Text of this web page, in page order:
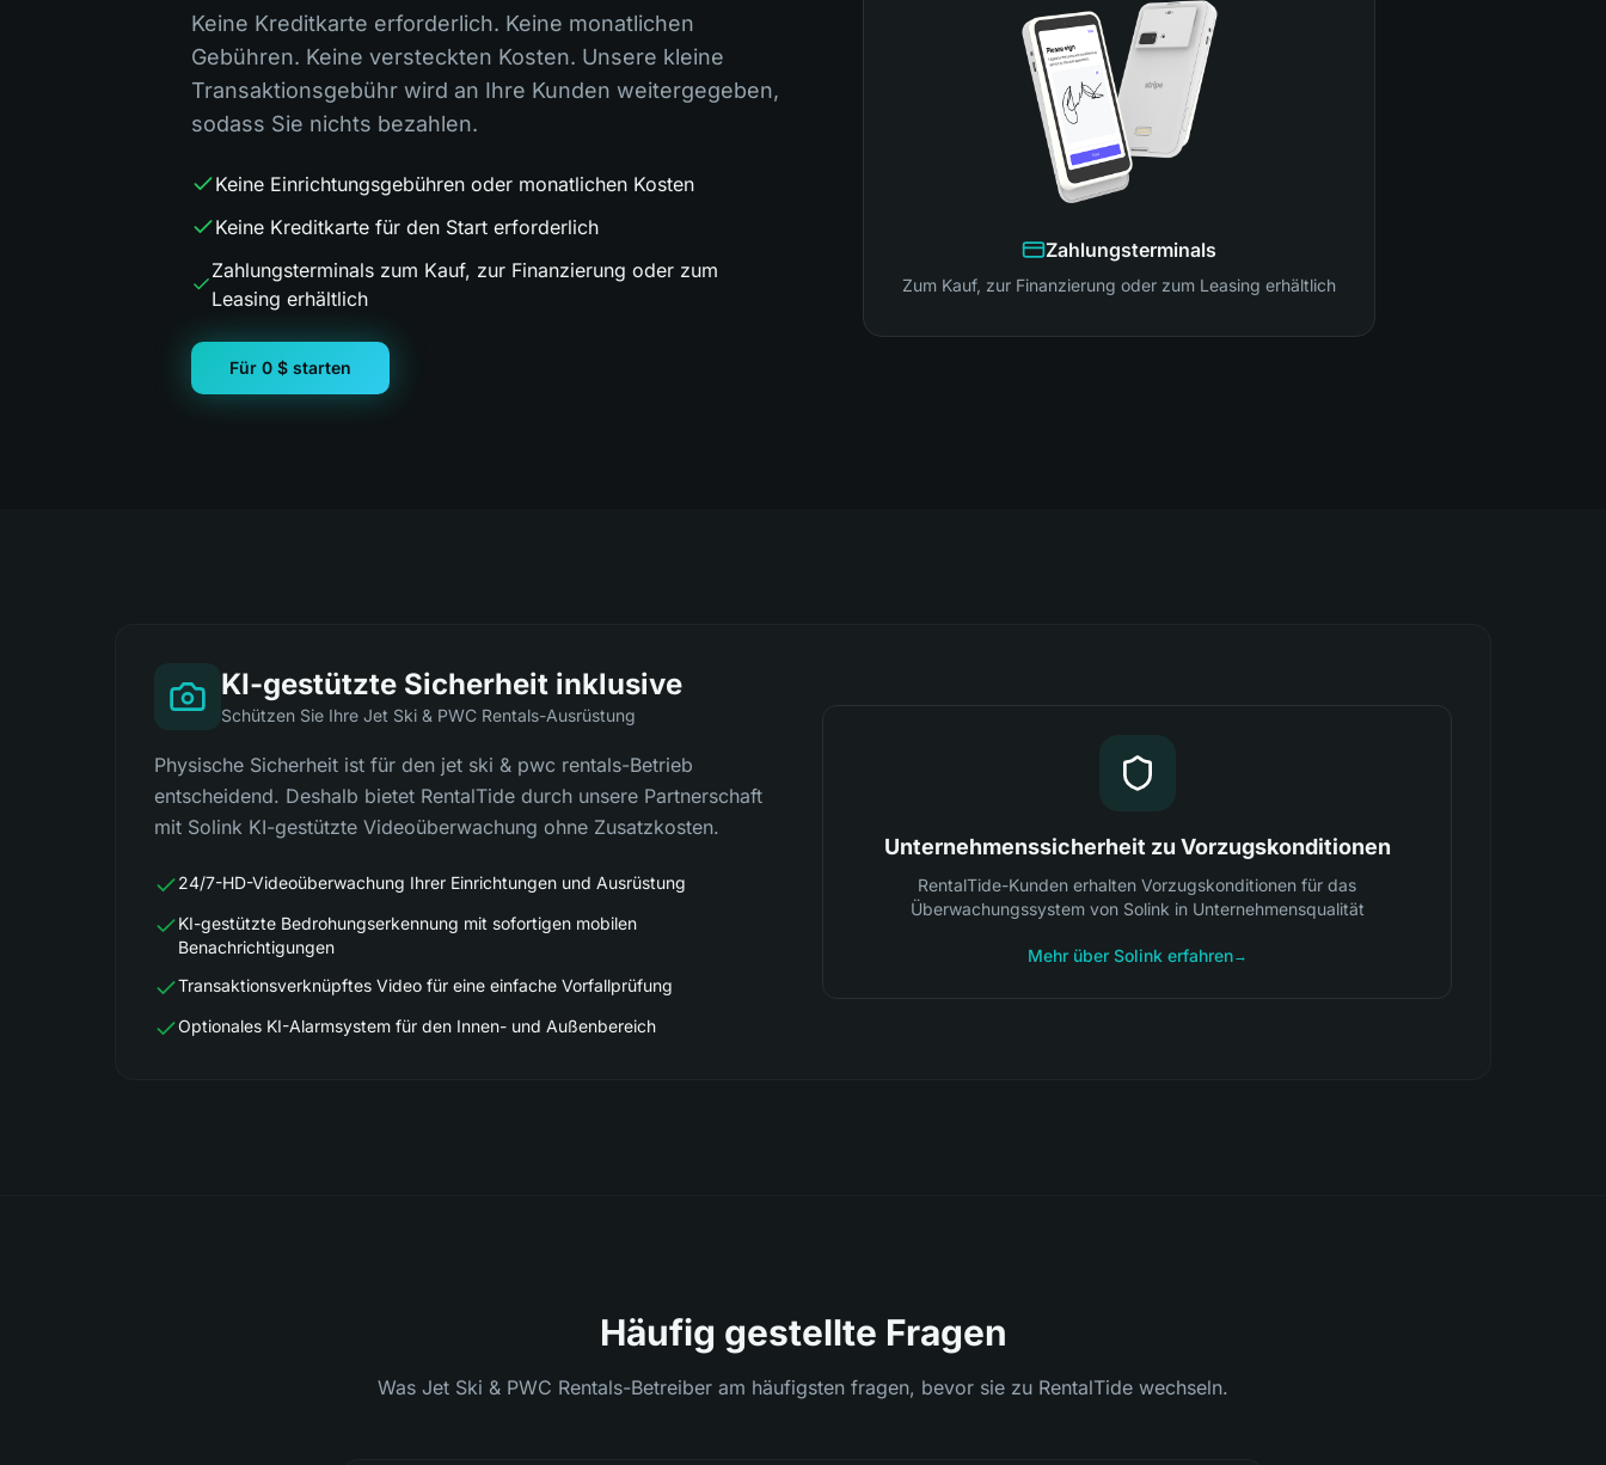
Keine Kreditkarte erforderlich. Keine monatlichen
Gebühren. Keine versteckten Kosten. Unsere kleine
Transaktionsgebühr wird an Ihre Kunden weitergegeben,
sodass Sie nichts bezahlen.
Keine Einrichtungsgebühren oder monatlichen Kosten
Keine Kreditkarte für den Start erforderlich
Zahlungsterminals zum Kauf, zur Finanzierung oder zum
Leasing erhältlich
Für 0 $ starten
Zahlungsterminals
Zum Kauf, zur Finanzierung oder zum Leasing erhältlich
KI-gestützte Sicherheit inklusive
Schützen Sie Ihre Jet Ski & PWC Rentals-Ausrüstung
Physische Sicherheit ist für den jet ski & pwc rentals-Betrieb
entscheidend. Deshalb bietet RentalTide durch unsere Partnerschaft
mit Solink KI-gestützte Videoüberwachung ohne Zusatzkosten.
24/7-HD-Videoüberwachung Ihrer Einrichtungen und Ausrüstung
KI-gestützte Bedrohungserkennung mit sofortigen mobilen
Benachrichtigungen
Transaktionsverknüpftes Video für eine einfache Vorfallprüfung
Optionales KI-Alarmsystem für den Innen- und Außenbereich
Unternehmenssicherheit zu Vorzugskonditionen
RentalTide-Kunden erhalten Vorzugskonditionen für das
Überwachungssystem von Solink in Unternehmensqualität
Mehr über Solink erfahren→
Häufig gestellte Fragen
Was Jet Ski & PWC Rentals-Betreiber am häufigsten fragen, bevor sie zu RentalTide wechseln.